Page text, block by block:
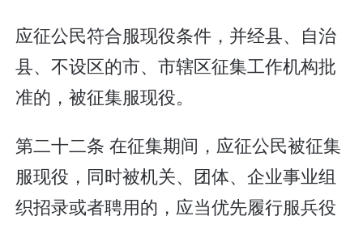
应征公民符合服现役条件，并经县、自治
县、不设区的市、市辖区征集工作机构批
准的，被征集服现役。
第二十二条 在征集期间，应征公民被征集
服现役，同时被机关、团体、企业事业组
织招录或者聘用的，应当优先履行服兵役